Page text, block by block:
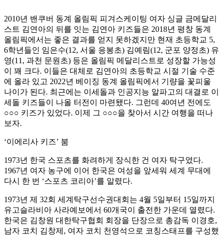
2010년 밴쿠버 동계 올림픽 피겨스케이팅 여자 싱글 금메달리
스트 김연아의 뒤를 잇는 김연아 키즈들은 2018년 평창 동계
올림픽에서는 좋은 결과를 얻지 못하겠지만 현재 초등학교 5,
6학년들인 임은수(12, 서울 응봉초) 김예림(12, 군포 양정초) 유
영(11, 과천 문원초) 등은 올림픽 메달리스트로 성장할 가능성
이 꽤 크다. 이들은 대체로 김연아의 초등학교 시절 기술 수준
에 올라 있고 2022년 베이징 동계 올림픽에서 기량을 꽃피울
나이가 된다. 최근에는 이세돌과 인공지능 알파고의 대결로 이
세돌 키즈들이 나올 터전이 마련됐다. 그런데 40여년 전에도
○○○ 키즈가 있었다. 이제 그 ○○○을 찾아서 시간 여행을 떠나
보자.
‘이에리사 키즈’ 붐
1973년 한국 스포츠를 화려하게 장식한 건 여자 탁구였다.
1967년 여자 농구에 이어 한국은 여성을 앞세워 세계 무대에
다시 한 번 ‘스포츠 코리아’를 알렸다.
1973년 제 32회 세계탁구선수권대회는 4월 5일부터 15일까지
유고슬라비아 사라예보에서 60개국이 출전한 가운데 열렸다.
한국은 김창원 대한탁구협회 회장을 단장으로 총감독 이경호,
남자 코치 김창제, 여자 코치 천영석으로 코칭스태프를 구성했